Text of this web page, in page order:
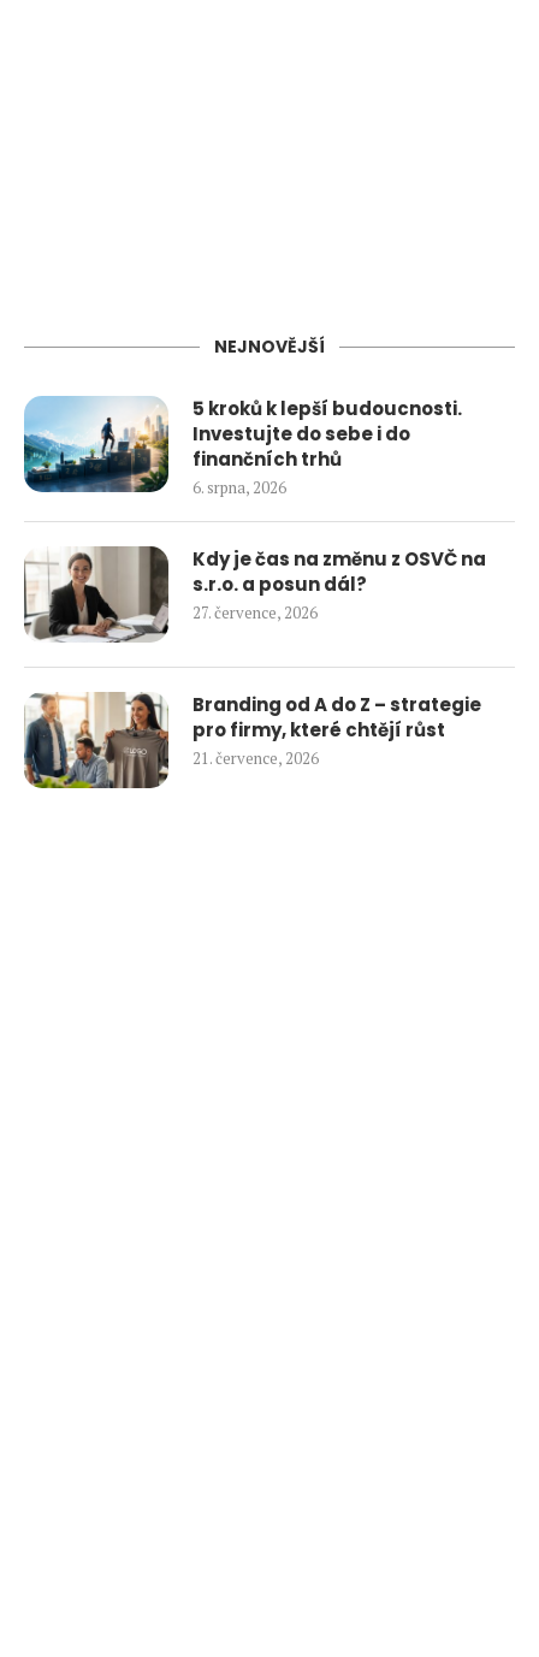
NEJNOVĚJŠÍ
5 kroků k lepší budoucnosti.
Investujte do sebe i do
finančních trhů
6. srpna, 2026
Kdy je čas na změnu z OSVČ na
s.r.o. a posun dál?
27. července, 2026
Branding od A do Z – strategie
pro firmy, které chtějí růst
21. července, 2026